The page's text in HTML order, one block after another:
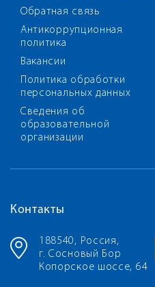
Обратная связь
Антикоррупционная
политика
Вакансии
Политика обработки
персональных данных
Сведения об
образовательной
организации
Контакты
188540, Россия,
г. Сосновый Бор
Копорское шоссе, 64